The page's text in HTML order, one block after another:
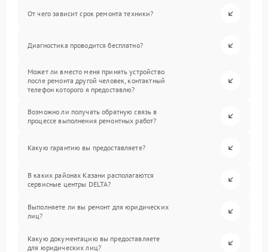
От чего зависит срок ремонта техники?
Диагностика проводится бесплатно?
Может ли вместо меня принять устройство
после ремонта другой человек, контактный
телефон которого я предоставлю?
Возможно ли получать обратную связь в
процессе выполнения ремонтных работ?
Какую гарантию вы предоставляете?
В каких районах Казани располагаются
сервисные центры DELTA?
Выполняете ли вы ремонт для юридических
лиц?
Какую документацию вы предоставляете
для юридических лиц?